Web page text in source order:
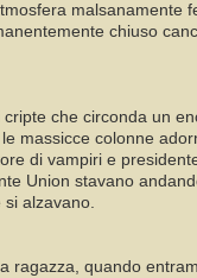
malsanamente
chiuso
che circonda un
massicce colonne
di vampiri e
Union stavano
alzavano.
quando